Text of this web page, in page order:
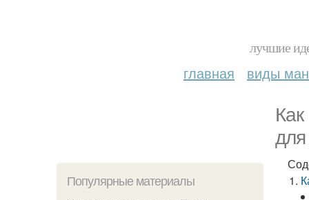
лучшие
главная виды
Популярные материалы